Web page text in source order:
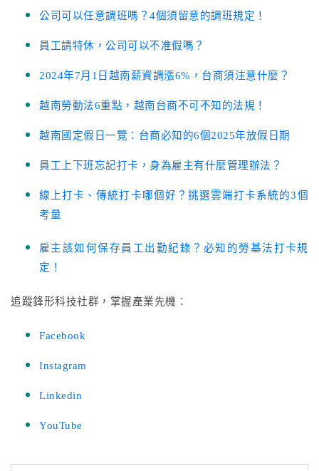
公司可以任意調班嗎？4個須留意的調班規定！
員工請特休，公司可以不准假嗎？
2024年7月1日越南薪資調漲6%，台商須注意什麼？
越南勞動法6重點，越南台商不可不知的法規！
越南國定假日一覽：台商必知的6個2025年放假日期
員工上下班忘記打卡，身為雇主有什麼管理辦法？
線上打卡、傳統打卡哪個好？挑選雲端打卡系統的3個
考量
雇主該如何保存員工出勤紀錄？必知的勞基法打卡規
定！
追蹤鋒形科技社群，掌握產業先機：
Facebook
Instagram
Linkedin
YouTube